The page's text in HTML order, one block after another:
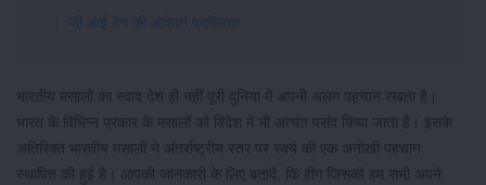
जी आई टैग की आवेदन प्रक्रिया
भारतीय मसालों का स्वाद देश ही नहीं पूरी दुनिया में अपनी अलग पहचान रखता है।
भारत के विभिन्न प्रकार के मसालों को विदेश में भी अत्यंत पसंद किया जाता है। इसके
अतिरिक्त भारतीय मसालों ने अंतर्राष्ट्रीय स्तर पर स्वयं की एक अनोखी पहचान
स्थापित की हुई है। आपकी जानकारी के लिए बतादें, कि हींग जिसको हम सभी अपने